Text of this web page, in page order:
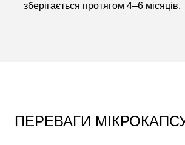
зберігається протягом 4–6 місяців.
ПЕРЕВАГИ